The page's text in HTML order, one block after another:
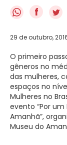
f
29 de outubro,
O primeiro
gêneros no
das mulheres,
espaços no
Mulheres no
evento “Por
Amanhã”,
Museu do